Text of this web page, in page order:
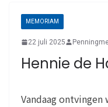
MEMORIAM
22 juli 2025
Hennie de
Vandaag